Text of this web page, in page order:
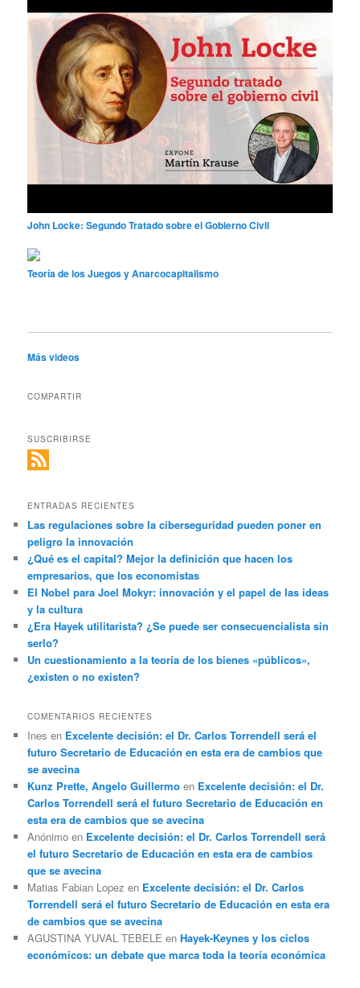
John Locke: Segundo Tratado sobre el Gobierno Civil
Teoría de los Juegos y Anarcocapitalismo
Más videos
COMPARTIR
SUSCRIBIRSE
ENTRADAS RECIENTES
Las regulaciones sobre la ciberseguridad pueden poner en
peligro la innovación
¿Qué es el capital? Mejor la definición que hacen los
empresarios, que los economistas
El Nobel para Joel Mokyr: innovación y el papel de las ideas
y la cultura
¿Era Hayek utilitarista? ¿Se puede ser consecuencialista sin
serlo?
Un cuestionamiento a la teoría de los bienes «públicos»,
¿existen o no existen?
COMENTARIOS RECIENTES
Ines en Excelente decisión: el Dr. Carlos Torrendell será el
futuro Secretario de Educación en esta era de cambios que
se avecina
Kunz Prette, Angelo Guillermo en Excelente decisión: el Dr.
Carlos Torrendell será el futuro Secretario de Educación en
esta era de cambios que se avecina
Anónimo en Excelente decisión: el Dr. Carlos Torrendell será
el futuro Secretario de Educación en esta era de cambios
que se avecina
Matias Fabian Lopez en Excelente decisión: el Dr. Carlos
Torrendell será el futuro Secretario de Educación en esta era
de cambios que se avecina
AGUSTINA YUVAL TEBELE enHayek-Keynes y los ciclos
económicos: un debate que marca toda la teoría económica